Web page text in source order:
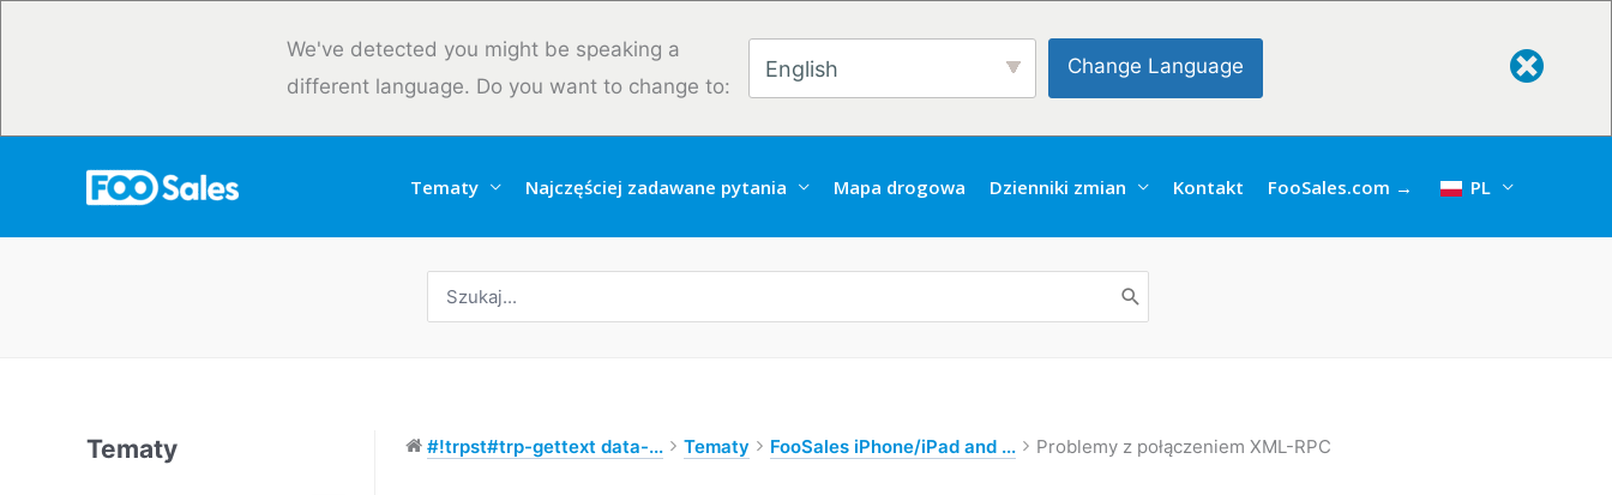
We've detected you might be speaking a
different language. Do you want to change to:
English Change Language
Tematy Najczęściej zadawane pytania Mapa drogowa Dzienniki zmian Kontakt FooSales.com → PL
Tematy #!trpst#trp-gettext data-... Tematy FooSales iPhone/iPad and ... Problemy z połączeniem XML-RPC